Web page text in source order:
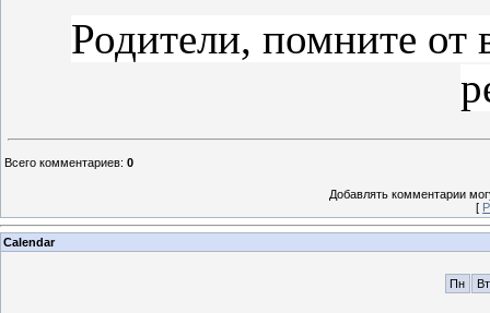
Родители, помните от
Всего комментариев: 0
Добавлять комментарии
[
Calendar
Пн Вт